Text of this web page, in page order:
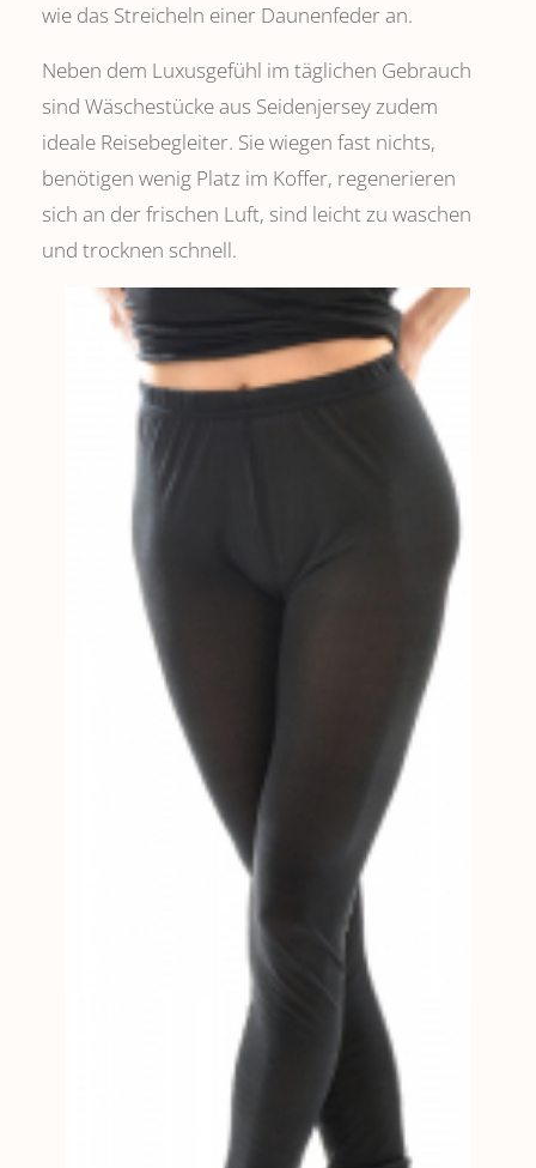
wie das Streicheln einer Daunenfeder an.
Neben dem Luxusgefühl im täglichen Gebrauch
sind Wäschestücke aus Seidenjersey zudem
ideale Reisebegleiter. Sie wiegen fast nichts,
benötigen wenig Platz im Koffer, regenerieren
sich an der frischen Luft, sind leicht zu waschen
und trocknen schnell.